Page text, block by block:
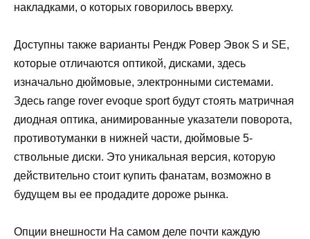
накладками, о которых говорилось вверху.
Доступны также варианты Рендж Ровер Эвок S и SE,
которые отличаются оптикой, дисками, здесь
изначально дюймовые, электронными системами.
Здесь range rover evoque sport будут стоять матричная
диодная оптика, анимированные указатели поворота,
противотуманки в нижней части, дюймовые 5-
ствольные диски. Это уникальная версия, которую
действительно стоит купить фанатам, возможно в
будущем вы ее продадите дороже рынка.
Опции внешности На самом деле почти каждую